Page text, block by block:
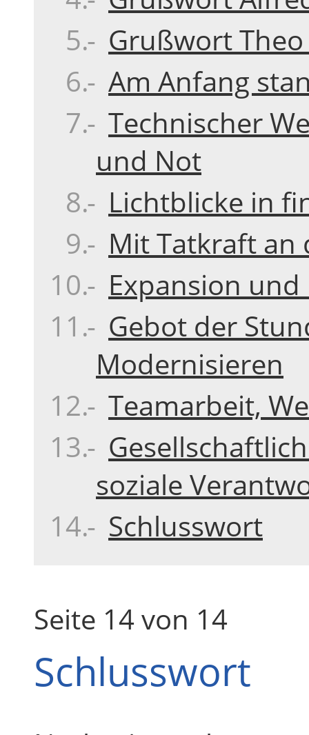
Grußwort
Am Anfang
Technischer
und Not
Lichtblicke in
Mit Tatkraft an
Expansion
Gebot der
Modernisieren
Teamarbeit,
soziale
Schlusswort
Seite 14 von 14
Schlusswort